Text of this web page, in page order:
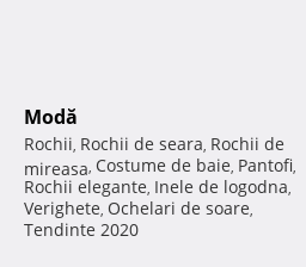
Modă
Rochii, Rochii de seara, Rochii de
mireasa, Costume de baie, Pantofi,
Rochii elegante, Inele de logodna,
Verighete, Ochelari de soare,
Tendinte 2020